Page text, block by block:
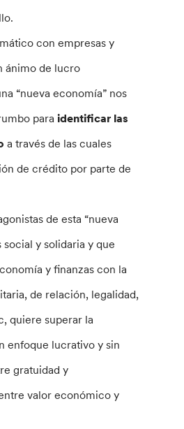
con empresas y
ánimo de lucro
“nueva economía” nos
para identificar las
a través de las cuales
de crédito por parte de
de esta “nueva
social y solidaria y que
y finanzas con la
de relación, legalidad,
quiere superar la
enfoque lucrativo y sin
gratuidad y
valor económico y